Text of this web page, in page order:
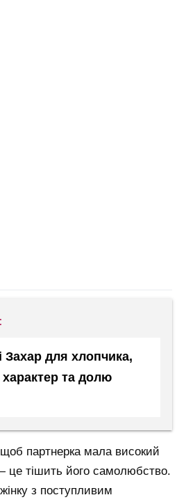
Захар для хлопчика,
характер та долю
партнерка мала високий
це тішить його самолюбство.
з поступливим